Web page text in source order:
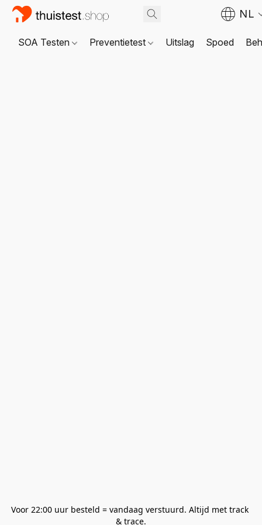
NL
SOA Testen Preventietest Uitslag Spoed
Voor 22:00 uur besteld = vandaag verstuurd. Altijd met track
& trace.